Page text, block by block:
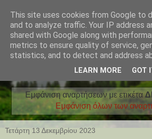
Εμφάνιση αναρτήσεων με ετικέτα
Εμφάνιση όλων των
Τετάρτη 13 Δεκεμβρίου 2023
This site uses cookies from Google to
and to analyze traffic. Your IP address
shared with Google along with
metrics to ensure quality of service,
statistics, and to detect and address
LEARN MORE GOT